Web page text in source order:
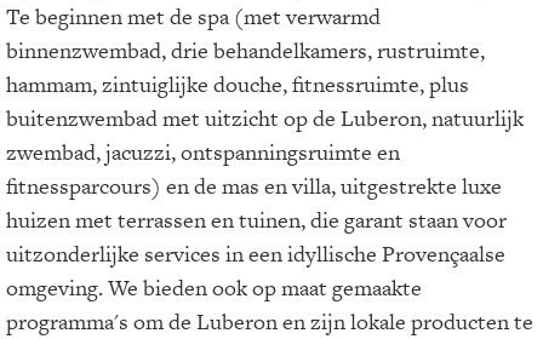
Te beginnen met de spa (met verwarmd
binnenzwembad, drie behandelkamers, rustruimte,
hammam, zintuiglijke douche, fitnessruimte, plus
buitenzwembad met uitzicht op de Luberon, natuurlijk
zwembad, jacuzzi, ontspanningsruimte en
fitnessparcours) en de mas en villa, uitgestrekte luxe
huizen met terrassen en tuinen, die garant staan voor
uitzonderlijke services in een idyllische Provençaalse
omgeving. We bieden ook op maat gemaakte
programma's om de Luberon en zijn lokale producten te